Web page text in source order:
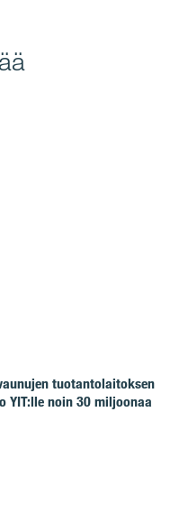
tuotantolaitoksen
YIT:lle noin 30 miljoonaa